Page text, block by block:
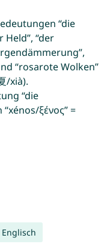
“die
Held”, “der
“rosarote Wolken”
/xià).
“die
ξένος” =
Englisch